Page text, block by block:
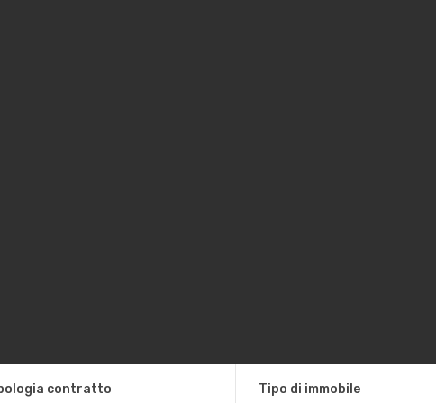
contratto Tipo di immobile